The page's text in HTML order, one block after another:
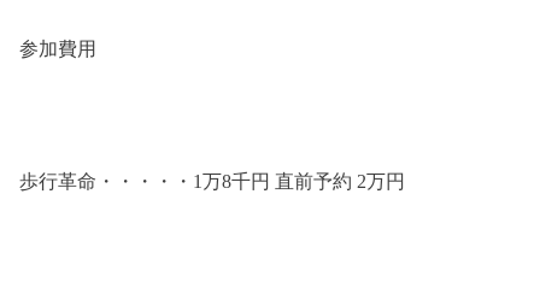
参加費用
歩行革命・・・・・1万8千円 直前予約 2万円